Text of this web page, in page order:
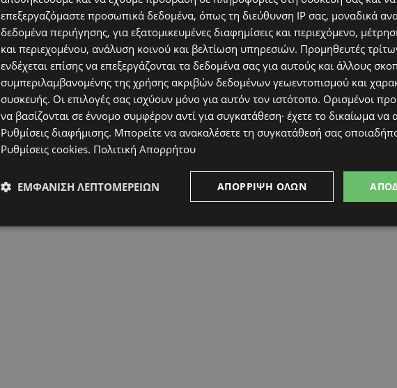
επεξεργαζόμαστε προσωπικά δεδομένα, όπως τη διεύθυνση IP σας, μοναδικά
δεδομένα περιήγησης, για εξατομικευμένες διαφημίσεις και περιεχόμενο,
και περιεχομένου, ανάλυση κοινού και βελτίωση υπηρεσιών. Προμηθευτές
ενδέχεται επίσης να επεξεργάζονται τα δεδομένα σας για αυτούς και άλλους
συμπεριλαμβανομένης της χρήσης ακριβών δεδομένων γεωεντοπισμού και
συσκευής. Οι επιλογές σας ισχύουν μόνο για αυτόν τον ιστότοπο. Ορισμένοι
να βασίζονται σε έννομο συμφέρον αντί για συγκατάθεση· έχετε το δικαίωμα να
Ρυθμίσεις διαφήμισης. Μπορείτε να ανακαλέσετε τη συγκατάθεσή σας
Ρυθμίσεις cookies. Πολιτική Απορρήτου
ΑΠΌΡΡΙΨΗ ΌΛΩΝ
ΕΜΦΆΝΙΣΗ ΛΕΠΤΟΜΕΡΕΙΏΝ